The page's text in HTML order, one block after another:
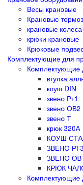
Весы крановые
Крановые
крановые колеса
крюки крановые
Крюковые
Комплектующие для
Комплектующие
втулка
коуш DIN
звено Рт1
звено ОВ2
звено Т
крюк 320А
КОУШ
ЗВЕНО
ЗВЕНО
КРЮК
Комплектующие